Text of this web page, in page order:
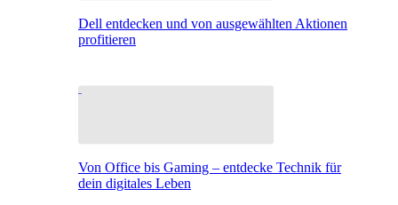
Dell entdecken und von ausgewählten Aktionen
profitieren
Von Office bis Gaming – entdecke Technik für
dein digitales Leben